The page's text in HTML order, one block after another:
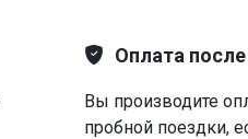
Оплата
Вы производите
пробной поездки,